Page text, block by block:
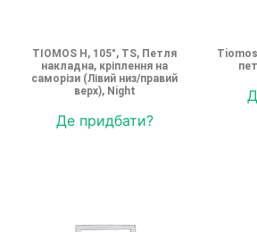
TIOMOS H, 105°, TS, Петля
накладна, кріплення на
саморізи (Лівий низ/правий
верх), Night
Де придбати?